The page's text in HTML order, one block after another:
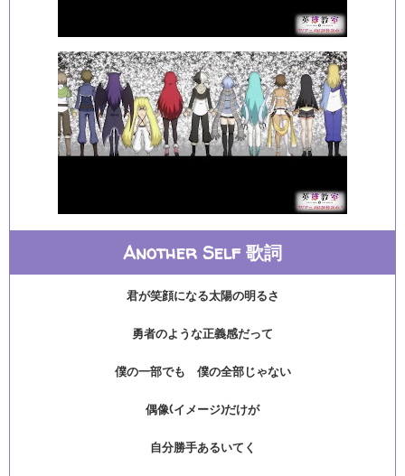
Another Self 歌詞
君が笑顔になる太陽の明るさ
勇者のような正義感だって
僕の一部でも 僕の全部じゃない
偶像(イメージ)だけが
自分勝手あるいてく